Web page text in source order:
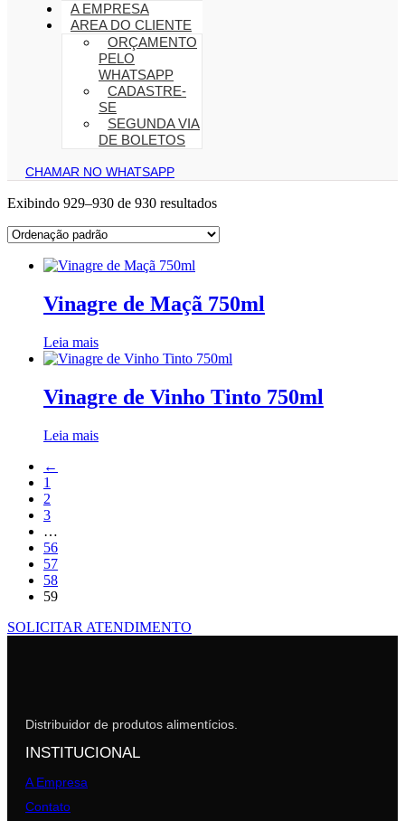
A EMPRESA
AREA DO CLIENTE
ORÇAMENTO
PELO
WHATSAPP
CADASTRE-
SE
SEGUNDA VIA
DE BOLETOS
CHAMAR NO WHATSAPP
Exibindo 929–930 de 930 resultados
Vinagre de Maçã 750ml
Leia mais
Vinagre de Vinho Tinto 750ml
Leia mais
←
1
2
3
…
56
57
58
59
SOLICITAR ATENDIMENTO
Distribuidor de produtos alimentícios.
INSTITUCIONAL
A Empresa
Contato